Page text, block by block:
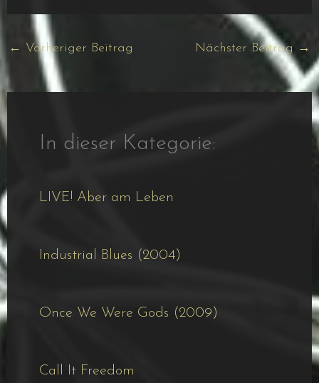
← Vorheriger Beitrag Nächster Beitrag →
In dieser Kategorie:
LIVE! Aber am Leben
Industrial Blues (2004)
Once We Were Gods (2009)
Call It Freedom